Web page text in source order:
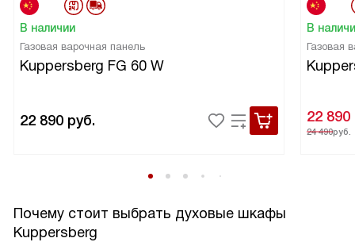
В наличии
Газовая варочная панель
Kuppersberg FG 60 W
22 890 руб.
В
Газовая
22 890
24 490руб.
Почему стоит выбрать духовые шкафы
Kuppersberg